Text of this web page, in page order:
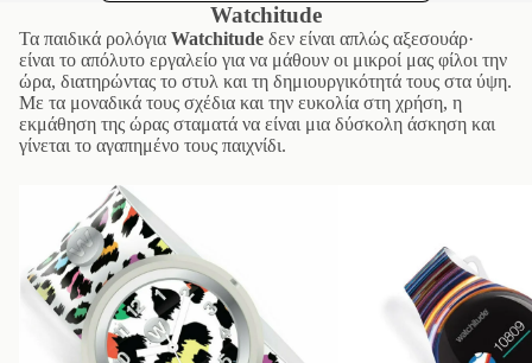
Watchitude
Τα παιδικά ρολόγια Watchitude δεν είναι απλώς αξεσουάρ·
είναι το απόλυτο εργαλείο για να μάθουν οι μικροί μας φίλοι την
ώρα, διατηρώντας το στυλ και τη δημιουργικότητά τους στα ύψη.
Με τα μοναδικά τους σχέδια και την ευκολία στη χρήση, η
εκμάθηση της ώρας σταματά να είναι μια δύσκολη άσκηση και
γίνεται το αγαπημένο τους παιχνίδι.